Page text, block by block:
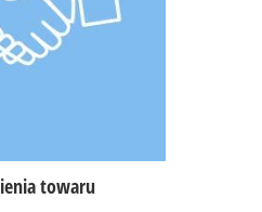
towaru
za pomocą
e-maila,
zamówionych